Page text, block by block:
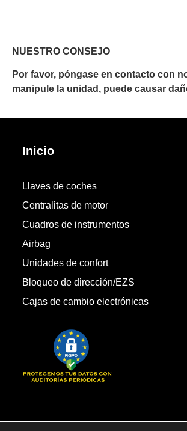
NUESTRO CONSEJO
Por favor, póngase en contacto con
manipule la unidad, puede causar
Inicio
Llaves de coches
Centralitas de motor
Cuadros de instrumentos
Airbag
Unidades de confort
Bloqueo de dirección/EZS
Cajas de cambio electrónicas